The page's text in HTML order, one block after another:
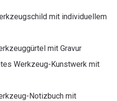
mit individuellem
mit Gravur
Werkzeug-Kunstwerk mit
Notizbuch mit